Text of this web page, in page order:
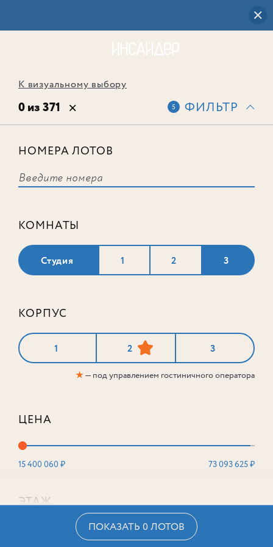
К визуальному выбору
0 из 371 5 ФИЛЬТР
НОМЕРА ЛОТОВ
КОМНАТЫ
Студия 1 2 3
КОРПУС
1 2 3
★— под управлением гостиничного оператора
ЦЕНА
15 400 060 ₽ 73 093 625 ₽
ЭТАЖ
ПОКАЗАТЬ 0 ЛОТОВ
соответствует ни одного лота